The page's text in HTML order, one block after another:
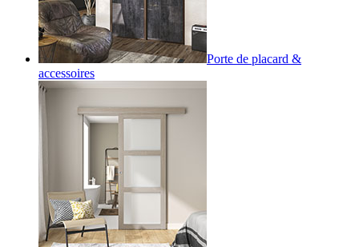
Porte de placard &
accessoires